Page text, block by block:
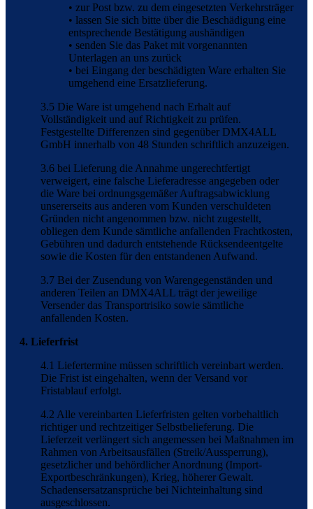
• zur Post bzw. zu dem eingesetzten Verkehrsträger
• lassen Sie sich bitte über die Beschädigung eine
entsprechende Bestätigung aushändigen
• senden Sie das Paket mit vorgenannten
Unterlagen an uns zurück
• bei Eingang der beschädigten Ware erhalten Sie
umgehend eine Ersatzlieferung.
3.5 Die Ware ist umgehend nach Erhalt auf
Vollständigkeit und auf Richtigkeit zu prüfen.
Festgestellte Differenzen sind gegenüber DMX4ALL
GmbH innerhalb von 48 Stunden schriftlich anzuzeigen.
3.6 bei Lieferung die Annahme ungerechtfertigt
verweigert, eine falsche Lieferadresse angegeben oder
die Ware bei ordnungsgemäßer Auftragsabwicklung
unsererseits aus anderen vom Kunden verschuldeten
Gründen nicht angenommen bzw. nicht zugestellt,
obliegen dem Kunde sämtliche anfallenden Frachtkosten,
Gebühren und dadurch entstehende Rücksendeentgelte
sowie die Kosten für den entstandenen Aufwand.
3.7 Bei der Zusendung von Warengegenständen und
anderen Teilen an DMX4ALL trägt der jeweilige
Versender das Transportrisiko sowie sämtliche
anfallenden Kosten.
4. Lieferfrist
4.1 Liefertermine müssen schriftlich vereinbart werden.
Die Frist ist eingehalten, wenn der Versand vor
Fristablauf erfolgt.
4.2 Alle vereinbarten Lieferfristen gelten vorbehaltlich
richtiger und rechtzeitiger Selbstbelieferung. Die
Lieferzeit verlängert sich angemessen bei Maßnahmen im
Rahmen von Arbeitsausfällen (Streik/Aussperrung),
gesetzlicher und behördlicher Anordnung (Import-
Exportbeschränkungen), Krieg, höherer Gewalt.
Schadensersatzansprüche bei Nichteinhaltung sind
ausgeschlossen.